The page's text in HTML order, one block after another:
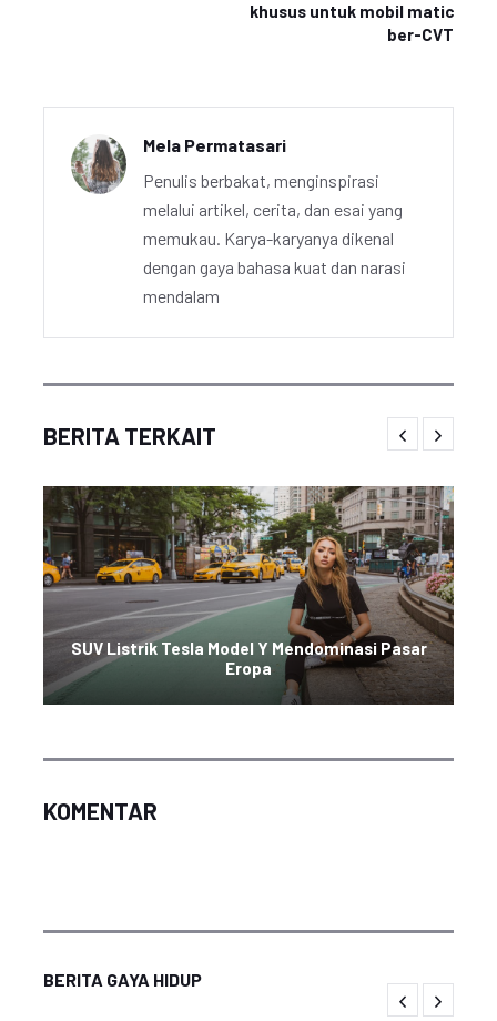
khusus untuk mobil matic
ber-CVT
Mela Permatasari
Penulis berbakat, menginspirasi
melalui artikel, cerita, dan esai yang
memukau. Karya-karyanya dikenal
dengan gaya bahasa kuat dan narasi
mendalam
BERITA TERKAIT
SUV Listrik Tesla Model Y Mendominasi Pasar
Eropa
KOMENTAR
BERITA GAYA HIDUP